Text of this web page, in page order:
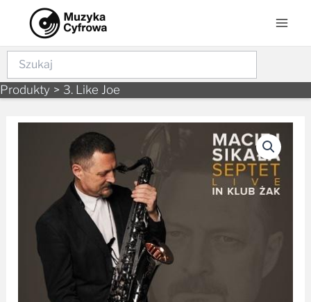
content
Szukaj
Produkty 3. Like Joe